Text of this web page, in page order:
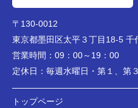
〒130-0012
東京都墨田区太平３丁目18-5 千
営業時間： 09：00～19：00
定休日： 毎週水曜日・第１、第
トップページ